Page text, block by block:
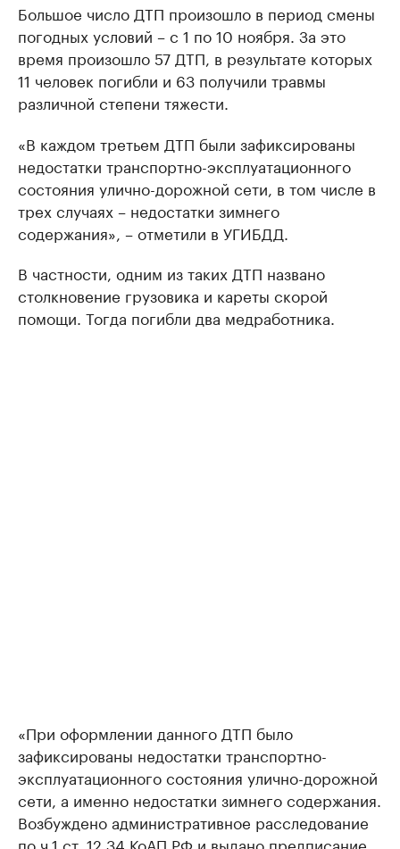
Большое число ДТП произошло в период смены
погодных условий – с 1 по 10 ноября. За это
время произошло 57 ДТП, в результате которых
11 человек погибли и 63 получили травмы
различной степени тяжести.
«В каждом третьем ДТП были зафиксированы
недостатки транспортно-эксплуатационного
состояния улично-дорожной сети, в том числе в
трех случаях – недостатки зимнего
содержания», – отметили в УГИБДД.
В частности, одним из таких ДТП названо
столкновение грузовика и кареты скорой
помощи. Тогда погибли два медработника.
«При оформлении данного ДТП было
зафиксированы недостатки транспортно-
эксплуатационного состояния улично-дорожной
сети, а именно недостатки зимнего содержания.
Возбуждено административное расследование
по ч.1 ст. 12.34 КоАП РФ и выдано предписание